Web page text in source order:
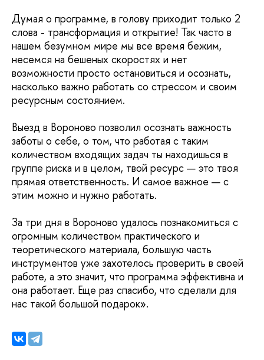
Думая о программе, в голову приходит только 2
слова - трансформация и открытие! Так часто в
нашем безумном мире мы все время бежим,
несемся на бешеных скоростях и нет
возможности просто остановиться и осознать,
насколько важно работать со стрессом и своим
ресурсным состоянием.
Выезд в Вороново позволил осознать важность
заботы о себе, о том, что работая с таким
количеством входящих задач ты находишься в
группе риска и в целом, твой ресурс — это твоя
прямая ответственность. И самое важное — с
этим можно и нужно работать.
За три дня в Вороново удалось познакомиться с
огромным количеством практического и
теоретического материала, большую часть
инструментов уже захотелось проверить в своей
работе, а это значит, что программа эффективна и
она работает. Еще раз спасибо, что сделали для
нас такой большой подарок».